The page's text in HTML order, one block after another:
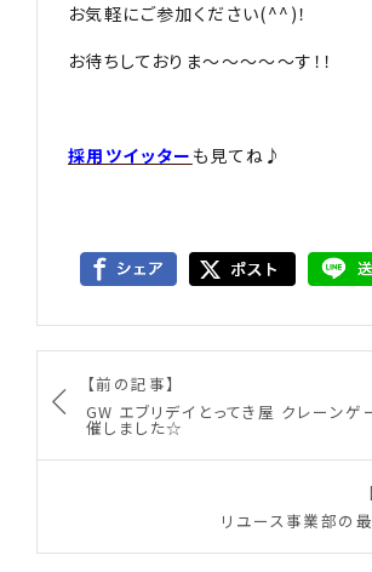
お気軽にご参加ください(^^)！
お待ちしておりま〜〜〜〜〜す！！
採用ツイッター も見てね♪
【前の記事】
GW エブリデイとってき屋 クレーンゲ
催しました☆
リユース事業部の